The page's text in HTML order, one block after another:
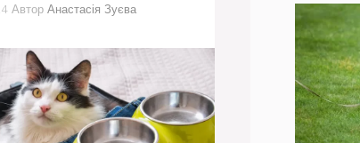
Автор Анастасія Зуєва